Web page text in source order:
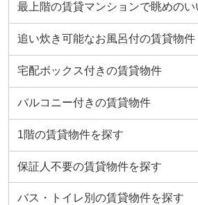
最上階の賃貸マンションで眺めのい
追い炊き可能なお風呂付の賃貸物件
宅配ボックス付きの賃貸物件
バルコニー付きの賃貸物件
1階の賃貸物件を探す
保証人不要の賃貸物件を探す
バス・トイレ別の賃貸物件を探す